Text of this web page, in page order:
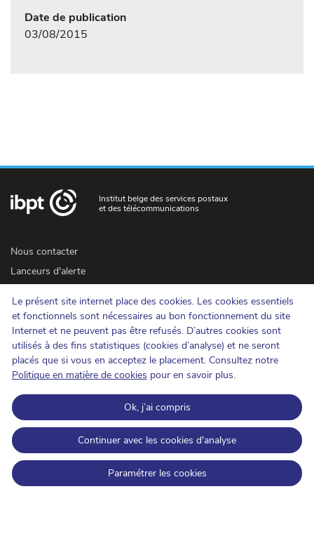
Le présent site internet place des cookies. Les cookies essentiels
et fonctionnels sont nécessaires au bon fonctionnement du site
Internet et ne peuvent pas être refusés. D’autres cookies sont
utilisés à des fins statistiques (cookies d’analyse) et ne seront
placés que si vous en acceptez le placement. Consultez notre
Politique en matière de cookies pour en savoir plus.
Ok, j’ai compris
Continuer avec les cookies d'analyse
Paramétrer les cookies
Date de publication
03/08/2015
Institut belge des services postaux
et des télécommunications
Nous contacter
Lanceurs d'alerte
Accessibilité
Presse
Cookies
Protection de la vie privée
Conditions d'utilisation et copyrights
Catégorisation de l'information
Open Data